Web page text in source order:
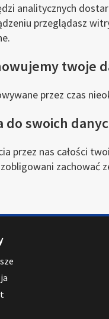
analitycznych
przeglądasz
twoje
przez czas
do swoich
przez nas całości
zachować